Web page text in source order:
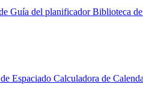
Guía del planificadorBiblioteca
Espaciado Calculadora de